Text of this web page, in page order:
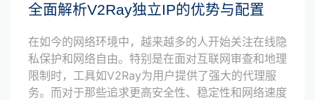
全面解析V2Ray独立IP的优势与配置
在如今的网络环境中，越来越多的人开始关注在线隐
私保护和网络自由。特别是在面对互联网审查和地理
限制时，工具如V2Ray为用户提供了强大的代理服
务。而对于那些追求更高安全性、稳定性和网络速度